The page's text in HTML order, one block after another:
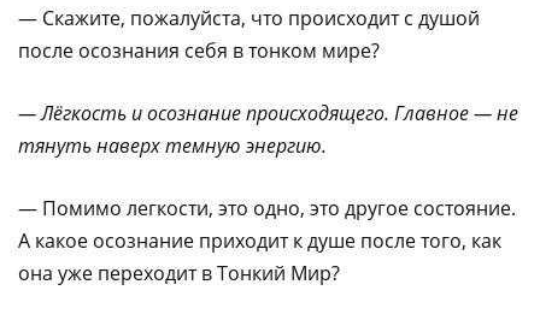
— Скажите, пожалуйста, что происходит с душой
после осознания себя в тонком мире?
— Лёгкость и осознание происходящего. Главное — не
тянуть наверх темную энергию.
— Помимо легкости, это одно, это другое состояние.
А какое осознание приходит к душе после того, как
она уже переходит в Тонкий Мир?